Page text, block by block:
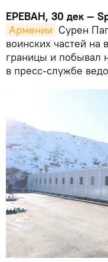
ЕРЕВАН, 30 дек —
Армении Сурен
воинских частей на
границы и побывал
в пресс-службе